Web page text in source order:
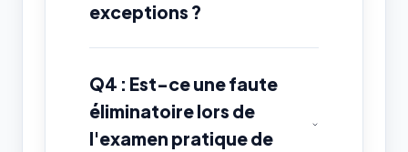
exceptions ?
Q4 : Est-ce une faute
éliminatoire lors de
l'examen pratique de